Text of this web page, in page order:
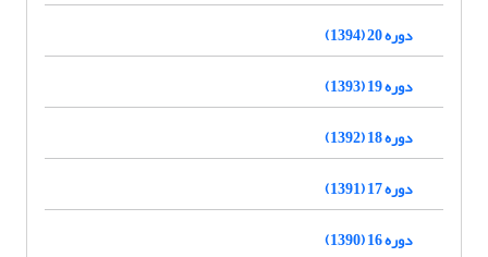
دوره 20 (1394)
دوره 19 (1393)
دوره 18 (1392)
دوره 17 (1391)
دوره 16 (1390)